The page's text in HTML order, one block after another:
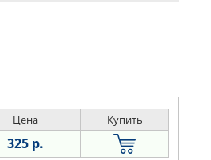
Цена Купить
325 р.